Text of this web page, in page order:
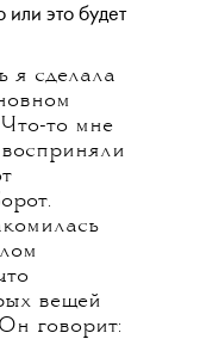
или это будет
я сделала
то мне
вещей
говорит: